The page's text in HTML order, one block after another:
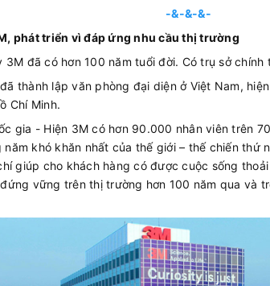
-&-&-&-
phát triển vì đáp ứng nhu cầu thị trường
đã có hơn 100 năm tuổi đời. Có trụ sở chính
thành lập văn phòng đại diện ở Việt Nam,
Chí Minh.
gia - Hiện 3M có hơn 90.000 nhân viên trên
khó khăn nhất của thế giới – thế chiến thứ
giúp cho khách hàng có được cuộc sống
vững trên thị trường hơn 100 năm qua và